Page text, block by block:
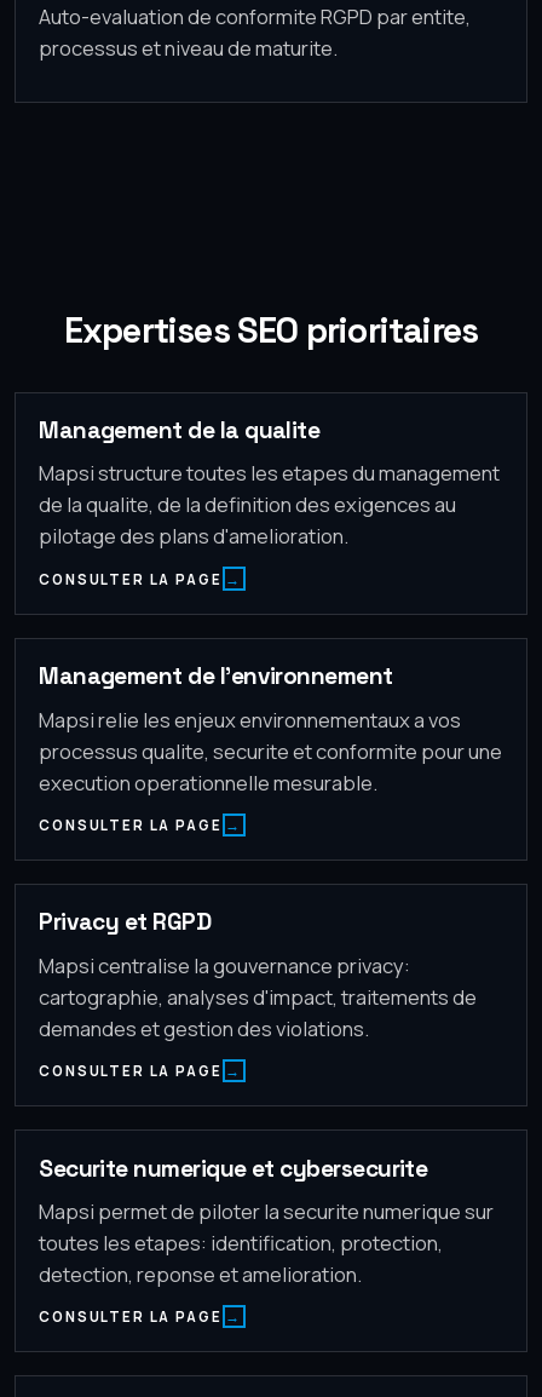
Auto-evaluation de conformite RGPD par entite,
processus et niveau de maturite.
Expertises SEO prioritaires
Management de la qualite
Mapsi structure toutes les etapes du management
de la qualite, de la definition des exigences au
pilotage des plans d'amelioration.
CONSULTER LA PAGE
Management de l'environnement
Mapsi relie les enjeux environnementaux a vos
processus qualite, securite et conformite pour une
execution operationnelle mesurable.
CONSULTER LA PAGE
Privacy et RGPD
Mapsi centralise la gouvernance privacy:
cartographie, analyses d'impact, traitements de
demandes et gestion des violations.
CONSULTER LA PAGE
Securite numerique et cybersecurite
Mapsi permet de piloter la securite numerique sur
toutes les etapes: identification, protection,
detection, reponse et amelioration.
CONSULTER LA PAGE